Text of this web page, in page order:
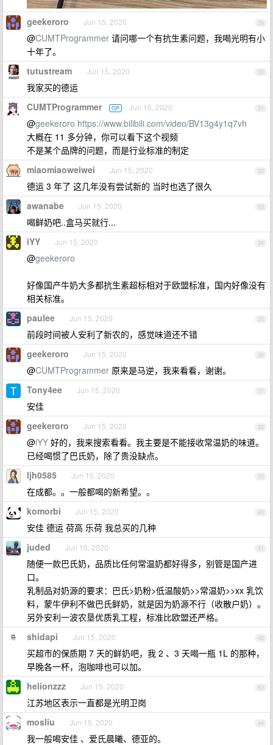
29
geekeroro Jun 15, 2020
@CUMTProgrammer 请问哪一个有抗生素问题，我喝光明有小
十年了。
30
tutustream Jun 15, 2020
我家买的德运
31
CUMTProgrammer OP Jun 15, 2020
@geekeroro https://www.bilibili.com/video/BV13g4y1q7vh
大概在 11 多分钟，你可以看下这个视频
不是某个品牌的问题，而是行业标准的制定
32
miaomiaoweiwei Jun 15, 2020
德运 3 年了 这几年没有尝试新的 当时也选了很久
33
awanabe Jun 15, 2020
喝鲜奶吧..盒马买就行...
34
iYY Jun 15, 2020
@geekeroro
好像国产牛奶大多都抗生素超标相对于欧盟标准，国内好像没有
相关标准。
35
paulee Jun 15, 2020
前段时间被人安利了新农的，感觉味道还不错
36
geekeroro Jun 15, 2020
@CUMTProgrammer 原来是马逆，我来看看，谢谢。
37
Tony4ee Jun 15, 2020
安佳
38
geekeroro Jun 15, 2020
@iYY 好的，我来搜索看看。我主要是不能接收常温奶的味道。
已经喝惯了巴氏奶，除了贵没缺点。
39
ljh0585 Jun 15, 2020
在成都。。一般都喝的新希望。。
40
komorbi Jun 15, 2020
安佳 德运 荷高 乐荷 我总买的几种
41
juded Jun 15, 2020
随便一款巴氏奶，品质比任何常温奶都好得多，别管是国产进
口。
乳制品对奶源的要求：巴氏>奶粉>低温酸奶>>常温奶>>xx 乳饮
料，蒙牛伊利不做巴氏鲜奶，就是因为奶源不行（收散户奶）。
另外安利一波农垦优质乳工程，标准比欧盟还严格。
42
shidapi Jun 15, 2020
买超市的保质期 7 天的鲜奶吧，我 2 、3 天喝一瓶 1L 的那种，
早晚各一杯，泡咖啡也可以加。
43
helionzzz Jun 15, 2020
江苏地区表示一直都是光明卫岗
44
mosliu Jun 15, 2020
我一般喝安佳 、爱氏晨曦、德亚的。